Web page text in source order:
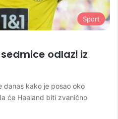
Sport
odlazi iz
danas kako je posao oko
će Haaland biti zvanično